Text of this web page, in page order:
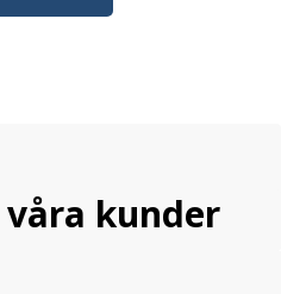
kunder